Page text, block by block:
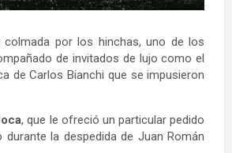
por los hinchas, uno de los
de invitados de lujo como el
de Carlos Bianchi que se impusieron
, que le ofreció un particular pedido
la despedida de Juan Román